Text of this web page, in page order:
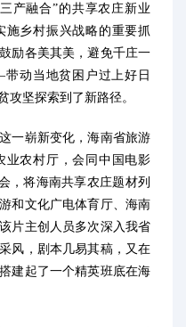
产融合”的共享农庄新业
施乡村振兴战略的重要抓
励各美其美，避免千庄一
动当地贫困户过上好日
攻坚探索到了新路径。
崭新变化，海南省旅游
业农村厅，会同中国电影
，将海南共享农庄题材列
和文化广电体育厅、海南
片主创人员多次深入我省
风，剧本几易其稿，又在
建起了一个精英班底在海